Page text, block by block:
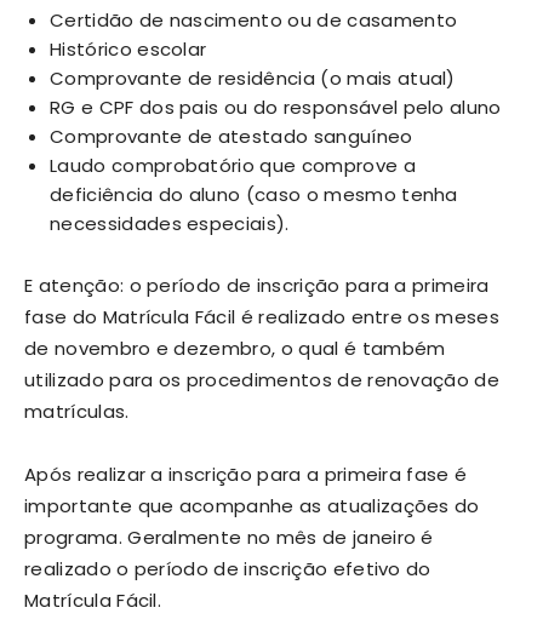
Certidão de nascimento ou de casamento
Histórico escolar
Comprovante de residência (o mais atual)
RG e CPF dos pais ou do responsável pelo aluno
Comprovante de atestado sanguíneo
Laudo comprobatório que comprove a
deficiência do aluno (caso o mesmo tenha
necessidades especiais).
E atenção: o período de inscrição para a primeira
fase do Matrícula Fácil é realizado entre os meses
de novembro e dezembro, o qual é também
utilizado para os procedimentos de renovação de
matrículas.
Após realizar a inscrição para a primeira fase é
importante que acompanhe as atualizações do
programa. Geralmente no mês de janeiro é
realizado o período de inscrição efetivo do
Matrícula Fácil.